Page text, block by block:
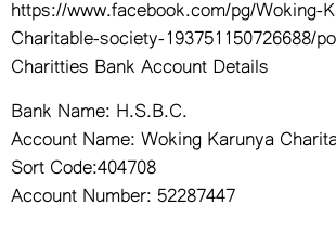
https://www.facebook.com/pg/Woking-
Charitable-society-193751150726688/
Charitties Bank Account Details
Bank Name: H.S.B.C.
Account Name: Woking Karunya
Sort Code:404708
Account Number: 52287447